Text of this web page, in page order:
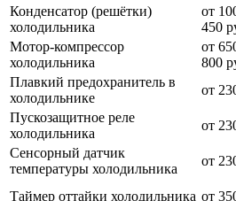
Конденсатор (решётки)
холодильника
от
450
Мотор-компрессор
холодильника
от
800
Плавкий предохранитель в
холодильнике
от
Пускозащитное реле
холодильника
от
Сенсорный датчик
температуры холодильника
от
Таймер оттайки холодильника от